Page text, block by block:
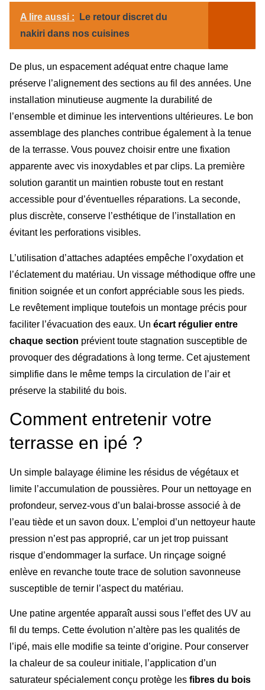
A lire aussi :
Le retour discret du
nakiri dans nos cuisines
De plus, un espacement adéquat entre chaque lame
préserve l’alignement des sections au fil des années. Une
installation minutieuse augmente la durabilité de
l’ensemble et diminue les interventions ultérieures. Le bon
assemblage des planches contribue également à la tenue
de la terrasse. Vous pouvez choisir entre une fixation
apparente avec vis inoxydables et par clips. La première
solution garantit un maintien robuste tout en restant
accessible pour d’éventuelles réparations. La seconde,
plus discrète, conserve l’esthétique de l’installation en
évitant les perforations visibles.
L’utilisation d’attaches adaptées empêche l’oxydation et
l’éclatement du matériau. Un vissage méthodique offre une
finition soignée et un confort appréciable sous les pieds.
Le revêtement implique toutefois un montage précis pour
faciliter l’évacuation des eaux. Un écart régulier entre
chaque section prévient toute stagnation susceptible de
provoquer des dégradations à long terme. Cet ajustement
simplifie dans le même temps la circulation de l’air et
préserve la stabilité du bois.
Comment entretenir votre
terrasse en ipé ?
Un simple balayage élimine les résidus de végétaux et
limite l’accumulation de poussières. Pour un nettoyage en
profondeur, servez-vous d’un balai-brosse associé à de
l’eau tiède et un savon doux. L’emploi d’un nettoyeur haute
pression n’est pas approprié, car un jet trop puissant
risque d’endommager la surface. Un rinçage soigné
enlève en revanche toute trace de solution savonneuse
susceptible de ternir l’aspect du matériau.
Une patine argentée apparaît aussi sous l’effet des UV au
fil du temps. Cette évolution n’altère pas les qualités de
l’ipé, mais elle modifie sa teinte d’origine. Pour conserver
la chaleur de sa couleur initiale, l’application d’un
saturateur spécialement conçu protège les fibres du bois